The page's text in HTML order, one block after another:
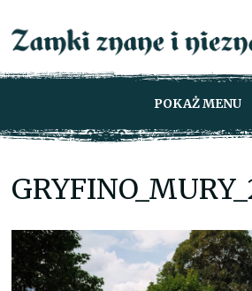
POKAŻ MENU